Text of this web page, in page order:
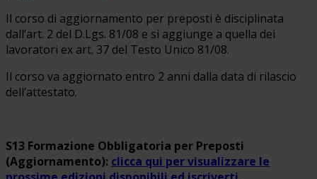
Il corso di aggiornamento per preposti è disciplinata
dall’art. 2 del D.Lgs. 81/08 e si aggiunge a quella dei
lavoratori ex art. 37 del Testo Unico 81/08.
Il corso va aggiornato entro 2 anni dalla data di rilascio
dell’attestato.
S13 Formazione Obbligatoria per Preposti
(Aggiornamento): clicca qui per visualizzare le